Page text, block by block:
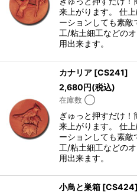
来上がります。 仕
ーションしても素敵
工/粘土細工などの
用出来ます。
カナリア [CS241]
2,680円(税込)
在庫数 ◯
ぎゅっと押すだけ！
来上がります。 仕
ーションしても素敵
工/粘土細工などの
用出来ます。
小鳥と巣箱 [CS424]